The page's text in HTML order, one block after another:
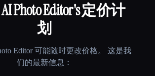
Photo Editor's 定价计
划
Editor可能随时更改价格。 这是我
们的最新信息：